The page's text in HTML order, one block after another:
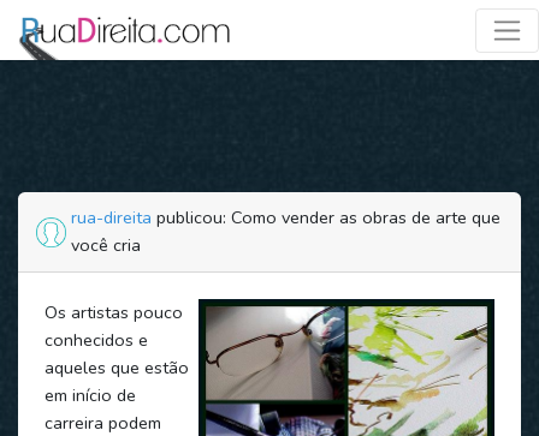
rua-direita publicou: Como vender as obras de arte que
você cria
Os artistas pouco
conhecidos e
aqueles que estão
em início de
carreira podem